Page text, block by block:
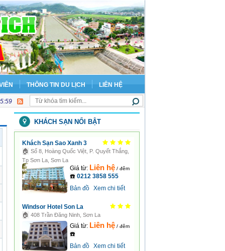
THÔNG TIN DU LỊCH LIÊN HỆ
KHÁCH SẠN NỔI BẬT
Khách Sạn Sao Xanh 3
🏠 Số 8, Hoàng Quốc Việt, P. Quyết Thắng,
Tp Sơn La, Sơn La
Giá từ: Liên hệ / đêm
☎️ 0212 3858 555
Bản đồ Xem chi tiết
Windsor Hotel Son La
🏠 408 Trần Đăng Ninh, Sơn La
Giá từ: Liên hệ / đêm
☎️
Bản đồ Xem chi tiết